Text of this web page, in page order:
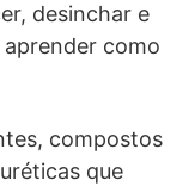
desinchar e
como
compostos
que